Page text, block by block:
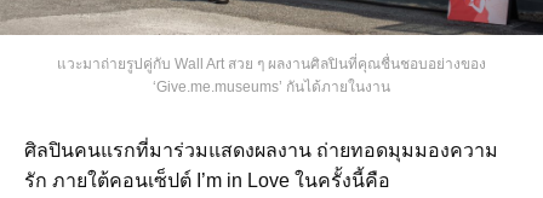
แวะมาถ่ายรูปคู่กับ Wall Art สวย ๆ ผลงานศิลปินที่คุณชื่นชอบอย่างของ
‘Give.me.museums’ กันได้ภายในงาน
ศิลปินคนแรกที่มาร่วมแสดงผลงาน ถ่ายทอดมุมมองความ
รัก ภายใต้คอนเซ็ปต์ I’m in Love ในครั้งนี้คือ